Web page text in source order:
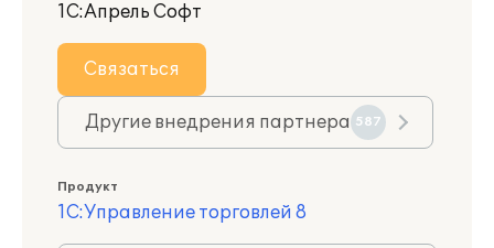
1С:Апрель Софт
Связаться
Другие внедрения партнера 587
Продукт
1С:Управление торговлей 8